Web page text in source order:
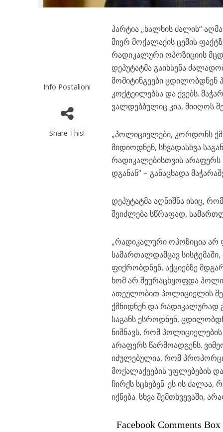
Info Postalioni
Share This!
პარტია „ხალხის ძალის“
მიერ მოქალაქის ცემის
რადიკალური ოპოზიციის
დეპუტატმა გაიხსენა
მომიტინგეები
კოქტეილებსა და ქვებს.
ვალდებბულიც კია, მიიღოს
„პოლიციელები, კორდონს
მიდიოდნენ, სხვადასხვა
რადიკალებისთვის არაფერს
დგანან“ – განაცხადა
დეპუტატმა აღნიშნა ისიც,
შეიძლება სწრაფად,
„რადიკალური ოპოზიცია არ
სამართალდამცავ
ფიქრობდნენ, აქციებზე
ხომ არ შეურაცხყოფდა
ათეულობით პოლიციელის
ქმნიდნენ და რადიკალურად
საგანს ესროდნენ,
ნიშნავს, რომ
არაფერს წარმოადგენს.
იძულებულია, რომ
მოქალაქეების უფლებების
ჩირქს სცხებენ. ეს ის
იქნება. სხვა შემთხვევაში,
Facebook Comments Box